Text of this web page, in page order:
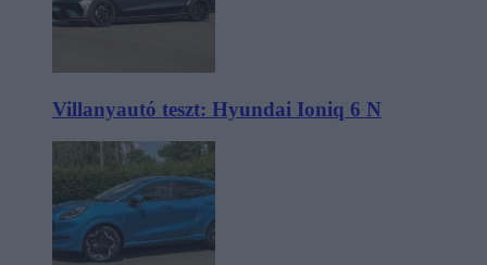
Villanyautó teszt: Hyundai Ioniq 6 N